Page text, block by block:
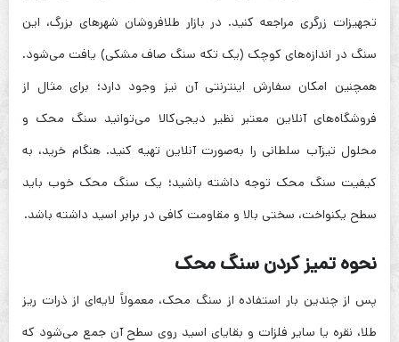
تجهیزات زرگری مراجعه کنید. در بازار طلافروشان شهرهای بزرگ، این
سنگ در اندازه‌های کوچک (یک تکه سنگ صاف مشکی) یافت می‌شود.
همچنین امکان سفارش اینترنتی آن نیز وجود دارد؛ برای مثال از
فروشگاه‌های آنلاین معتبر نظیر دیجی‌کالا می‌توانید سنگ محک و
محلول تیزآب سلطانی را به‌صورت آنلاین تهیه کنید. هنگام خرید، به
کیفیت سنگ محک توجه داشته باشید؛ یک سنگ محک خوب باید
سطح یکنواخت، سختی بالا و مقاومت کافی در برابر اسید داشته باشد.
نحوه تمیز کردن سنگ محک
پس از چندین بار استفاده از سنگ محک، معمولاً لایه‌ای از ذرات ریز
طلا، نقره یا سایر فلزات و بقایای اسید روی سطح آن جمع می‌شود که